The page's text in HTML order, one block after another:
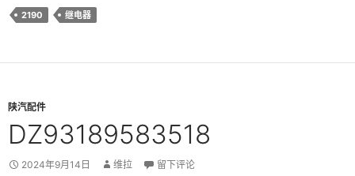
2190 继电器
陕汽配件
DZ93189583518
2024年9月14日 维拉 留下评论